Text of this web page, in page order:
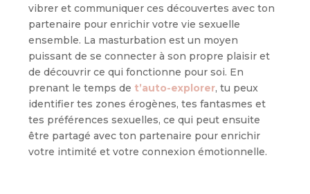
vibrer et communiquer ces découvertes avec ton
partenaire pour enrichir votre vie sexuelle
ensemble. La masturbation est un moyen
puissant de se connecter à son propre plaisir et
de découvrir ce qui fonctionne pour soi. En
prenant le temps de t’auto-explorer, tu peux
identifier tes zones érogènes, tes fantasmes et
tes préférences sexuelles, ce qui peut ensuite
être partagé avec ton partenaire pour enrichir
votre intimité et votre connexion émotionnelle.